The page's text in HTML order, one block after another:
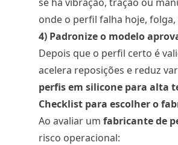
onde o perfil falha hoje,
4) Padronize o modelo
Depois que o perfil certo é
acelera reposições e reduz
perfis em silicone para alta
Checklist para escolher o
Ao avaliar um fabricante de
risco operacional: